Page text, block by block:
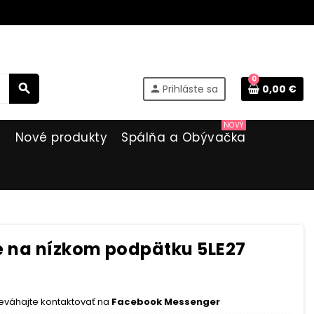
search person Prihláste sa
0
0,00 €
Nové produkty Spálňa a Obývačka
NOVÝ
nízkom podpätku 5LE27
kontaktovať na Facebook Messenger